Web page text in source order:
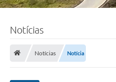
Notícias
Notícias Notícia